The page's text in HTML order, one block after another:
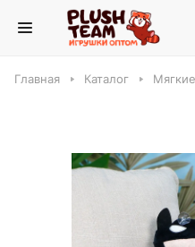
Главная Каталог